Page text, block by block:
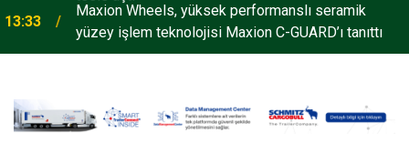
13:33
Maxion Wheels, yüksek performanslı seramik
yüzey işlem teknolojisi Maxion C-GUARD’ı tanıttı